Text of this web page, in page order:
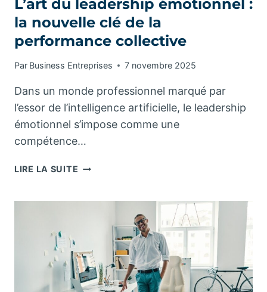
L’art du leadership émotionnel :
la nouvelle clé de la
performance collective
Par Business Entreprises 7 novembre 2025
Dans un monde professionnel marqué par
l’essor de l’intelligence artificielle, le leadership
émotionnel s’impose comme une
compétence…
LIRE LA SUITE L’ART
NOUVELLE
CLÉ
DE